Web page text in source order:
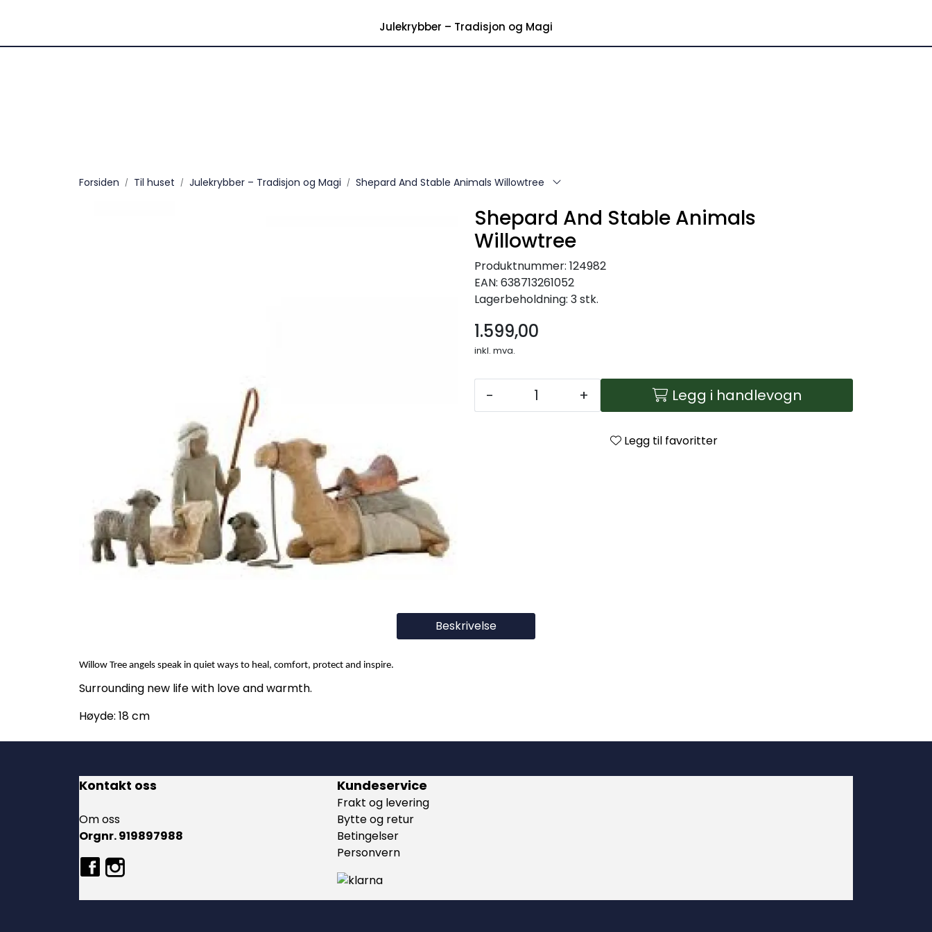
Julekrybber – Tradisjon og Magi
Forsiden Til huset Julekrybber – Tradisjon og Magi Shepard And Stable Animals Willowtree
Shepard And Stable Animals
Willowtree
Produktnummer: 124982
EAN: 638713261052
Lagerbeholdning: 3 stk.
1.599,00
inkl. mva.
- + Legg i handlevogn
Legg til favoritter
Beskrivelse
Willow Tree angels speak in quiet ways to heal, comfort, protect and inspire.
Surrounding new life with love and warmth.
Høyde: 18 cm
Kontakt oss
Om oss
Orgnr. 919897988
Kundeservice
Frakt og levering
Bytte og retur
Betingelser
Personvern